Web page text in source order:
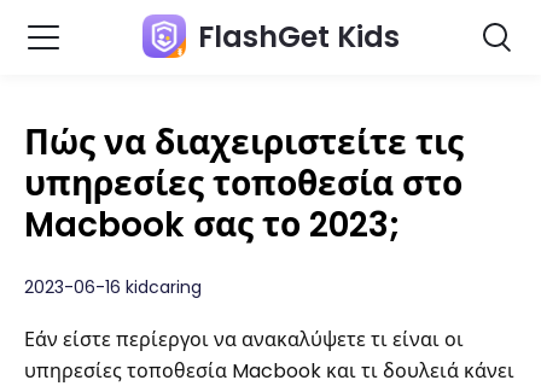
FlashGet Kids
Πώς να διαχειριστείτε τις
υπηρεσίες τοποθεσία στο
Macbook σας το 2023;
2023-06-16 kidcaring
Εάν είστε περίεργοι να ανακαλύψετε τι είναι οι
υπηρεσίες τοποθεσία Macbook και τι δουλειά κάνει